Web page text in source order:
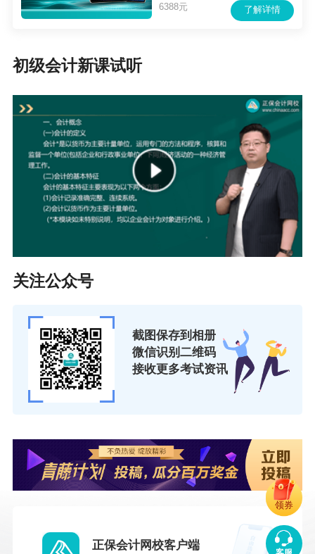
了解详情
6388元
初级会计新课试听
关注公众号
截图保存到相册
微信识别二维码
接收更多考试资讯
正保会计网校客户端
领券